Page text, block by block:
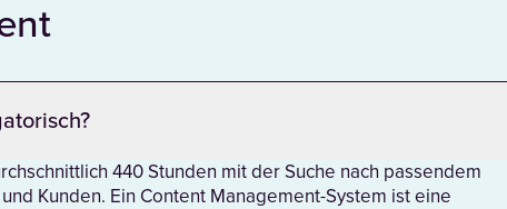
440 Stunden mit der Suche nach passendem
Kunden. Ein Content Management-System ist eine